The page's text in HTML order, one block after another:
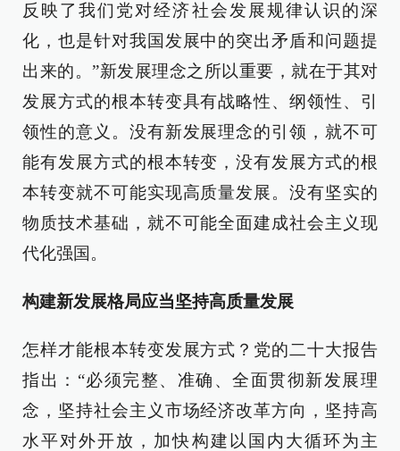
反映了我们党对经济社会发展规律认识的深
化，也是针对我国发展中的突出矛盾和问题提
出来的。”新发展理念之所以重要，就在于其对
发展方式的根本转变具有战略性、纲领性、引
领性的意义。没有新发展理念的引领，就不可
能有发展方式的根本转变，没有发展方式的根
本转变就不可能实现高质量发展。没有坚实的
物质技术基础，就不可能全面建成社会主义现
代化强国。
构建新发展格局应当坚持高质量发展
怎样才能根本转变发展方式？党的二十大报告
指出：“必须完整、准确、全面贯彻新发展理
念，坚持社会主义市场经济改革方向，坚持高
水平对外开放，加快构建以国内大循环为主